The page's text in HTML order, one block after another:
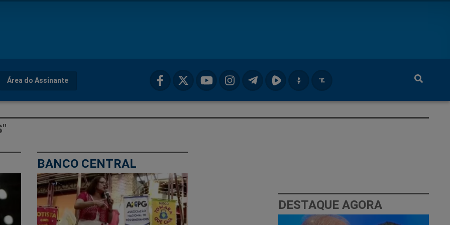
Área do Assinante
BANCO CENTRAL
DESTAQUE AGORA